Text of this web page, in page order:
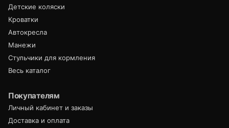
Детские коляски
Кроватки
Автокресла
Манежи
Стульчики для кормления
Весь каталог
Покупателям
Личный кабинет и заказы
Доставка и оплата